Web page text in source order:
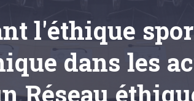
l'éthique
dans les